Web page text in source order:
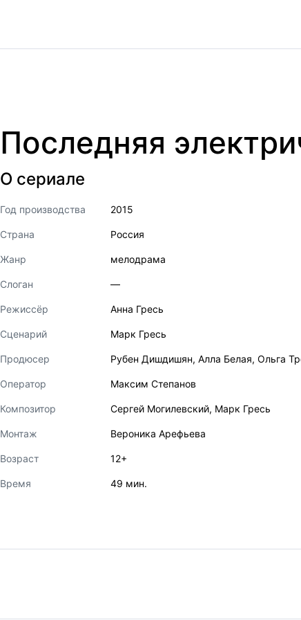
Последняя
О сериале
Год производства 2015
Страна Россия
Жанр мелодрама
Слоган —
Режиссёр Анна Гресь
Сценарий Марк Гресь
Продюсер Рубен Дишдишян, Алла Белая, Ольга
Оператор Максим Степанов
Композитор Сергей Могилевский, Марк Гресь
Монтаж Вероника Арефьева
Возраст 12+
Время 49 мин.